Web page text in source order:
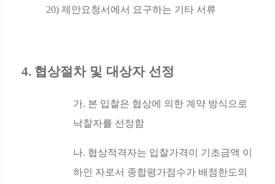
20) 제안요청서에서 요구하는 기타 서류
4. 협상절차 및 대상자 선정
가. 본 입찰은 협상에 의한 계약 방식으로
낙찰자를 선정함
나. 협상적격자는 입찰가격이 기초금액 이
하인 자로서 종합평가점수가 배점한도의